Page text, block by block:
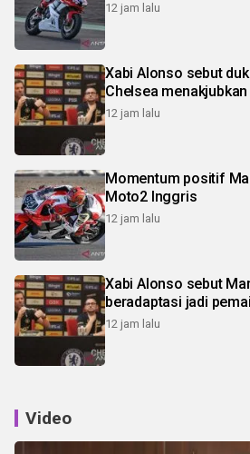
12 jam lalu
Xabi Alonso sebut
Chelsea menakjubkan
12 jam lalu
Momentum positif
Moto2 Inggris
12 jam lalu
Xabi Alonso sebut
beradaptasi jadi
12 jam lalu
Video